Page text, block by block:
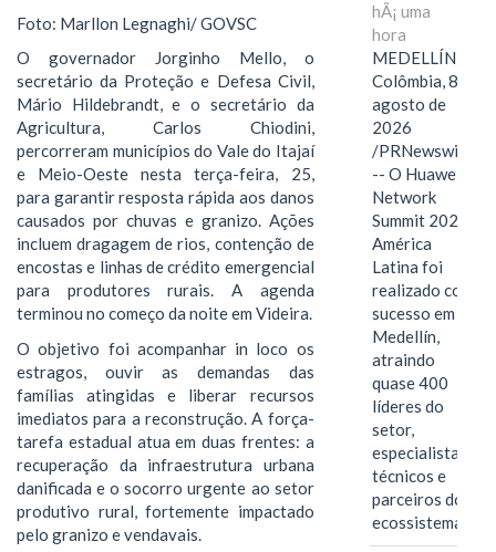
Foto: Marllon Legnaghi/ GOVSC
O governador Jorginho Mello, o
secretário da Proteção e Defesa Civil,
Mário Hildebrandt, e o secretário da
Agricultura, Carlos Chiodini,
percorreram municípios do Vale do Itajaí
e Meio-Oeste nesta terça-feira, 25,
para garantir resposta rápida aos danos
causados por chuvas e granizo. Ações
incluem dragagem de rios, contenção de
encostas e linhas de crédito emergencial
para produtores rurais. A agenda
terminou no começo da noite em Videira.
O objetivo foi acompanhar in loco os
estragos, ouvir as demandas das
famílias atingidas e liberar recursos
imediatos para a reconstrução. A força-
tarefa estadual atua em duas frentes: a
recuperação da infraestrutura urbana
danificada e o socorro urgente ao setor
produtivo rural, fortemente impactado
pelo granizo e vendavais.
hÃ¡ uma
hora
MEDELLÍN,
Colômbia, 8 de
agosto de
2026
/PRNewswire/
-- O Huawei
Network
Summit 2026
América
Latina foi
realizado com
sucesso em
Medellín,
atraindo
quase 400
líderes do
setor,
especialistas
técnicos e
parceiros do
ecossistema.…